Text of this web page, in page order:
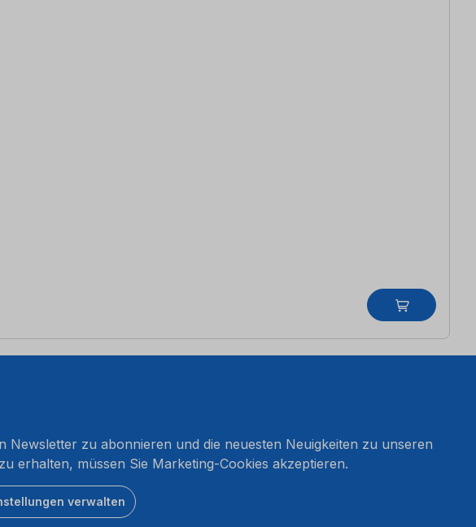
Newsletter zu abonnieren und die neuesten Neuigkeiten zu unseren
erhalten, müssen Sie Marketing-Cookies akzeptieren.
verwalten